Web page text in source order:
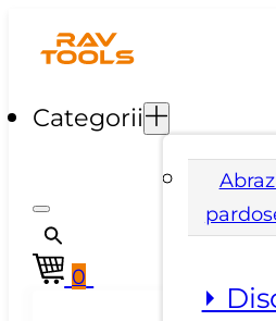
Categorii
⏵
0